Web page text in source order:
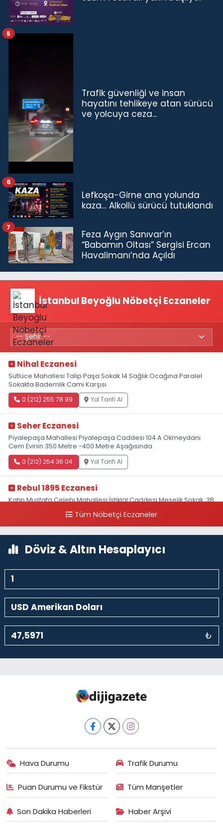
Trafik güvenliği ve insan
hayatını tehlikeye atan sürücü
ve yolcuya ceza...
5
Lefkoşa-Girne ana yolunda
kaza… Alkollü sürücü tutuklandı
6
Feza Aygın Sanıvar’ın
“Babamın Oltası” Sergisi Ercan
Havalimanı’nda Açıldı
7
İstanbul Beyoğlu Nöbetçi Eczaneler
Nihal Eczanesi
Sütlüce Mahallesi Talip Paşa Sokak 14 Sağlık Ocağına Paralel
Sokakta Bademlik Cami Karşısı
0 (212) 255 78 99 Yol Tarifi Al
Seher Eczanesi
Piyalepaşa Mahallesi Piyalepaşa Caddesi 104 A Okmeydanı
Cem Evinin 350 Metre -400 Metre Aşağısında
0 (212) 254 36 04 Yol Tarifi Al
Rebul 1895 Eczanesi
Katip Mustafa Çelebi Mahallesi İstiklal Caddesi Meşelik Sokak, 3B
Tüm Nöbetçi Eczaneler
Döviz & Altın Hesaplayıcı
₺
Hava Durumu Trafik Durumu
Puan Durumu ve Fikstür Tüm Manşetler
Son Dakika Haberleri Haber Arşivi